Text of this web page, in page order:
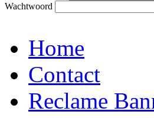
Wachtwoord
Home
Contact
Reclame